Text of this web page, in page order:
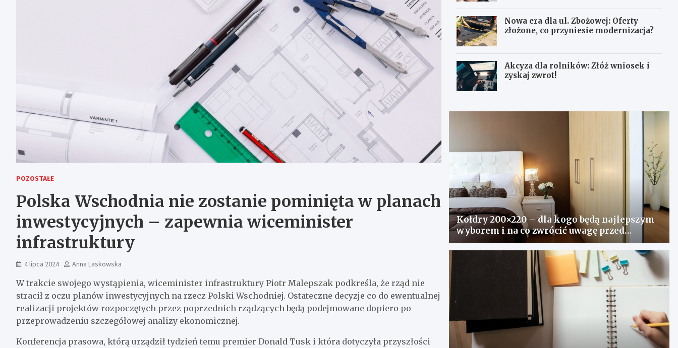
POZOSTAŁE
Polska Wschodnia nie zostanie pominięta w planach
inwestycyjnych – zapewnia wiceminister
infrastruktury
4 lipca 2024 Anna Laskowska
W trakcie swojego wystąpienia, wiceminister infrastruktury Piotr Malepszak podkreśla, że rząd nie
stracił z oczu planów inwestycyjnych na rzecz Polski Wschodniej. Ostateczne decyzje co do ewentualnej
realizacji projektów rozpoczętych przez poprzednich rządzących będą podejmowane dopiero po
przeprowadzeniu szczegółowej analizy ekonomicznej.
Konferencja prasowa, którą urządził tydzień temu premier Donald Tusk i która dotyczyła przyszłości
Nowa era dla ul. Zbożowej: Oferty
złożone, co przyniesie modernizacja?
Akcyza dla rolników: Złóż wniosek i
zyskaj zwrot!
Kołdry 200×220 – dla kogo będą najlepszym
wyborem i na co zwrócić uwagę przed
zakupem?